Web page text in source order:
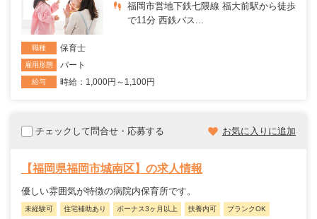
福岡市営地下鉄七隈線 福大前駅から徒歩
で11分 西鉄バス...
職種 保育士
雇用形態 パート
給与 時給：1,000円～1,100円
チェックして問合せ・応募する お気に入りに追加
【福岡県福岡市城南区】の求人情報
優しい雰囲気が特徴の病院内保育所です。
未経験可 住宅補助あり ボーナス3ヶ月以上 扶養内可 ブランクOK